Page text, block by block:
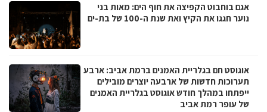
אגם בוחבוט הקפיצה את חוף הים: מאות בני
נוער חגגו את הקיץ ואת שנת ה-100 של בת-ים
אוגוסט חם בגלריית האמנים ברמת אביב: ארבע
תערוכות חדשות של ארבעה יוצרים מובילים
ייפתחו במהלך חודש אוגוסט בגלריית האמנים
של עופר רמת אביב